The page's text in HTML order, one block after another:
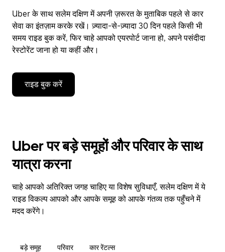
Uber के साथ सलेम दक्षिण में अपनी ज़रूरत के मुताबिक पहले से कार
सेवा का इंतज़ाम करके रखें। ज़्यादा-से-ज़्यादा 30 दिन पहले किसी भी
समय राइड बुक करें, फिर चाहे आपको एयरपोर्ट जाना हो, अपने पसंदीदा
रेस्टोरेंट जाना हो या कहीं और।
राइड बुक करें
Uber पर बड़े समूहों और परिवार के साथ
यात्रा करना
चाहे आपको अतिरिक्त जगह चाहिए या विशेष सुविधाएँ, सलेम दक्षिण में ये
राइड विकल्प आपको और आपके समूह को आपके गंतव्य तक पहुँचने में
मदद करेंगे।
बड़े समूह परिवार कार रेंटल्स